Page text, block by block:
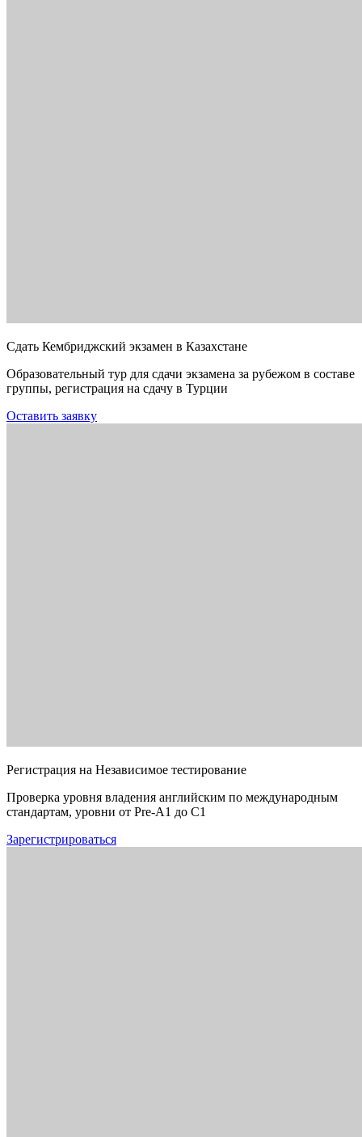
Сдать Кембриджский экзамен в Казахстане
Образовательный тур для сдачи экзамена за рубежом в составе
группы, регистрация на сдачу в Турции
Оставить заявку
Регистрация на Независимое тестирование
Проверка уровня владения английским по международным
стандартам, уровни от Pre-A1 до C1
Зарегистрироваться